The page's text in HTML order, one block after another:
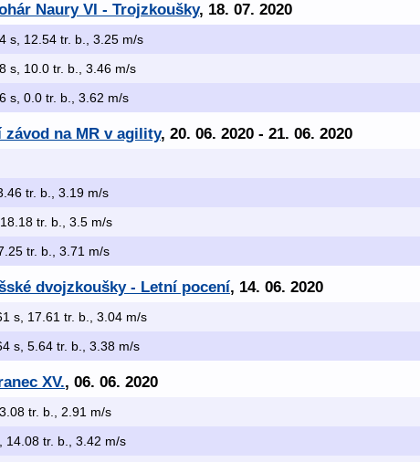
Naury VI - Trojzkoušky, 18. 07. 2020
s, 12.54 tr. b., 3.25 m/s
s, 10.0 tr. b., 3.46 m/s
s, 0.0 tr. b., 3.62 m/s
na MR v agility, 20. 06. 2020 - 21. 06. 2020
tr. b., 3.19 m/s
tr. b., 3.5 m/s
tr. b., 3.71 m/s
dvojzkoušky - Letní pocení, 14. 06. 2020
s, 17.61 tr. b., 3.04 m/s
s, 5.64 tr. b., 3.38 m/s
XV., 06. 06. 2020
tr. b., 2.91 m/s
14.08 tr. b., 3.42 m/s